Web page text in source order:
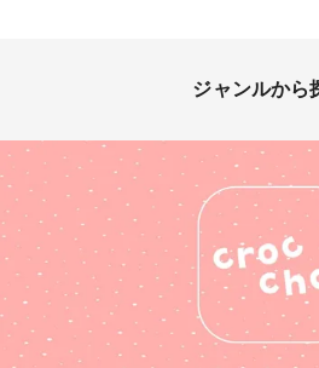
ジャンルから